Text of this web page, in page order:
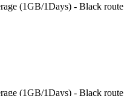
(1GB/1Days) - Black route
(1GB/1Days) - Black route